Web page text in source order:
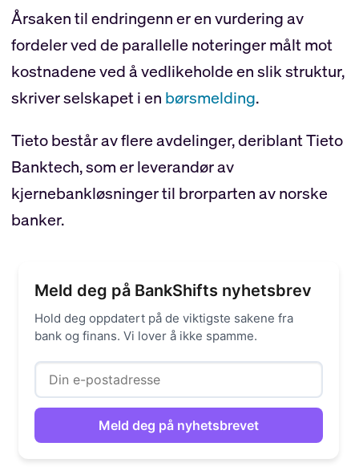
Årsaken til endringenn er en vurdering av
fordeler ved de parallelle noteringer målt mot
kostnadene ved å vedlikeholde en slik struktur,
skriver selskapet i en børsmelding.
Tieto består av flere avdelinger, deriblant Tieto
Banktech, som er leverandør av
kjernebankløsninger til brorparten av norske
banker.
Meld deg på BankShifts nyhetsbrev
Hold deg oppdatert på de viktigste sakene fra
bank og finans. Vi lover å ikke spamme.